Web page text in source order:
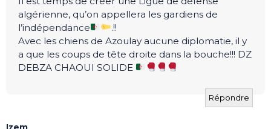
algérienne, qu’on appellera les gardiens de
l’indépendance
.!!
Avec les chiens de Azoulay aucune diplomatie, il y
a que les coups de tête droite dans la bouche!!! DZ
DEBZA CHAOUI SOLIDE
Répondre
Izem